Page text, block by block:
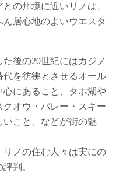
の州境に近いリノは、
居心地のよいウエスタ
後の20世紀にはカジノ
を彷彿とさせるオール
心にあること、タホ湖や
オウ・バレー・スキー
こと、などが街の魅
リノの住む人々は実にの
判。